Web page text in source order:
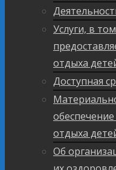
Услуги, в
отдыха
Доступная
отдыха
Об